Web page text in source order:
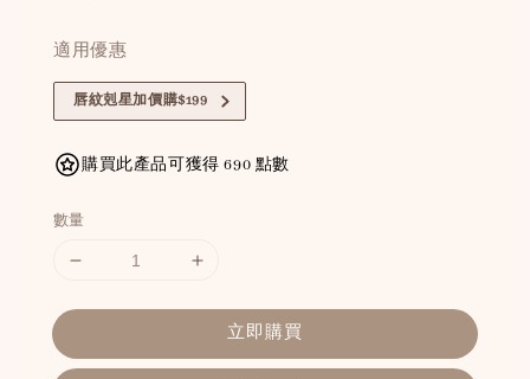
適用優惠
唇紋剋星加價購$199
購買此產品可獲得 690 點數
數量
立即購買